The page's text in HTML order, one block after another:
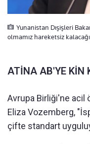
Yunanistan Dışişleri
olmamız hareketsiz
ATİNA AB'YE KİN
Avrupa Birliği'ne acil
Eliza Vozemberg,
çifte standart